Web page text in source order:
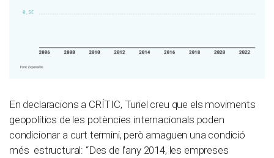
En declaracions a CRÍTIC, Turiel creu que els moviments
geopolítics de les potències internacionals poden
condicionar a curt termini, però amaguen una condició
més estructural: “Des de l’any 2014, les empreses